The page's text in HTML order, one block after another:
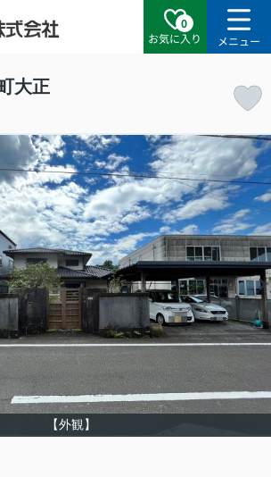
0
お気に入り
メニュー
大正
【外観】